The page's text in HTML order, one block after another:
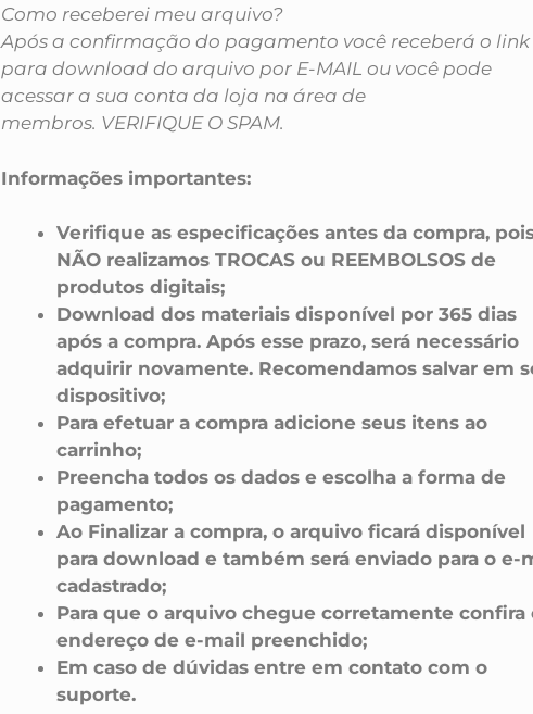
Como receberei meu arquivo?
Após a confirmação do pagamento você receberá o link
para download do arquivo por E-MAIL ou você pode
acessar a sua conta da loja na área de
membros. VERIFIQUE O SPAM.
Informações importantes:
Verifique as especificações antes da compra,
NÃO realizamos TROCAS ou REEMBOLSOS de
produtos digitais;
Download dos materiais disponível por 365 dias
após a compra. Após esse prazo, será necessário
adquirir novamente. Recomendamos salvar em
dispositivo;
Para efetuar a compra adicione seus itens ao
carrinho;
Preencha todos os dados e escolha a forma de
pagamento;
Ao Finalizar a compra, o arquivo ficará disponível
para download e também será enviado para o e-
cadastrado;
Para que o arquivo chegue corretamente confira
endereço de e-mail preenchido;
Em caso de dúvidas entre em contato com o
suporte.